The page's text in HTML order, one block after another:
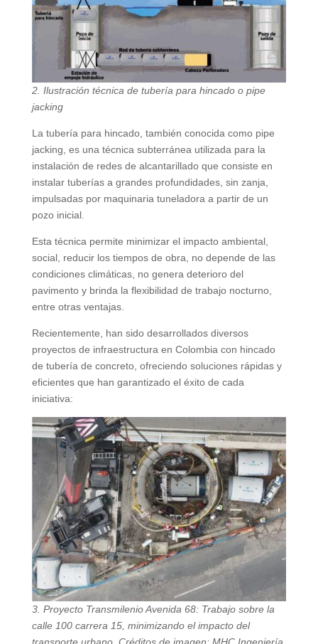
2.⁠ ⁠Ilustración técnica de tubería para hincado o pipe
jacking
La tubería para hincado, también conocida como pipe
jacking, es una técnica subterránea utilizada para la
instalación de redes de alcantarillado que consiste en
instalar tuberías a grandes profundidades, sin zanja,
impulsadas por maquinaria tuneladora a partir de un
pozo inicial.
Esta técnica permite minimizar el impacto ambiental,
social, reducir los tiempos de obra, no depende de las
condiciones climáticas, no genera deterioro del
pavimento y brinda la flexibilidad de trabajo nocturno,
entre otras ventajas.
Recientemente, han sido desarrollados diversos
proyectos de infraestructura en Colombia con hincado
de tubería de concreto, ofreciendo soluciones rápidas y
eficientes que han garantizado el éxito de cada
iniciativa:
3.⁠ ⁠Proyecto Transmilenio Avenida 68: Trabajo sobre la
calle 100 carrera 15, minimizando el impacto del
transporte urbano. Créditos de imagen: MHC Ingeniería